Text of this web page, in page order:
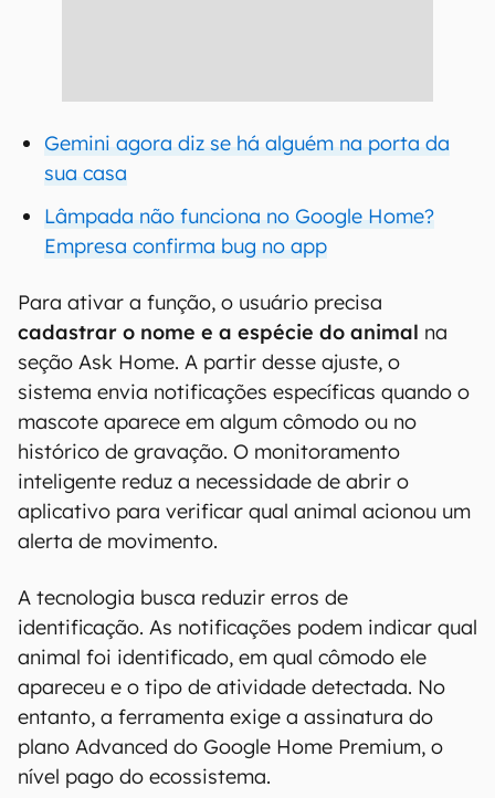
Gemini agora diz se há alguém na porta da
sua casa
Lâmpada não funciona no Google Home?
Empresa confirma bug no app
Para ativar a função, o usuário precisa
cadastrar o nome e a espécie do animal na
seção Ask Home. A partir desse ajuste, o
sistema envia notificações específicas quando o
mascote aparece em algum cômodo ou no
histórico de gravação. O monitoramento
inteligente reduz a necessidade de abrir o
aplicativo para verificar qual animal acionou um
alerta de movimento.
A tecnologia busca reduzir erros de
identificação. As notificações podem indicar qual
animal foi identificado, em qual cômodo ele
apareceu e o tipo de atividade detectada. No
entanto, a ferramenta exige a assinatura do
plano Advanced do Google Home Premium, o
nível pago do ecossistema.